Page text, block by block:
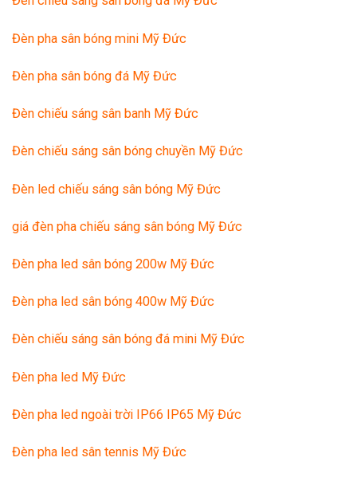
Đèn pha sân bóng mini Mỹ Đức
Đèn pha sân bóng đá Mỹ Đức
Đèn chiếu sáng sân banh Mỹ Đức
Đèn chiếu sáng sân bóng chuyền Mỹ Đức
Đèn led chiếu sáng sân bóng Mỹ Đức
giá đèn pha chiếu sáng sân bóng Mỹ Đức
Đèn pha led sân bóng 200w Mỹ Đức
Đèn pha led sân bóng 400w Mỹ Đức
Đèn chiếu sáng sân bóng đá mini Mỹ Đức
Đèn pha led Mỹ Đức
Đèn pha led ngoài trời IP66 IP65 Mỹ Đức
Đèn pha led sân tennis Mỹ Đức